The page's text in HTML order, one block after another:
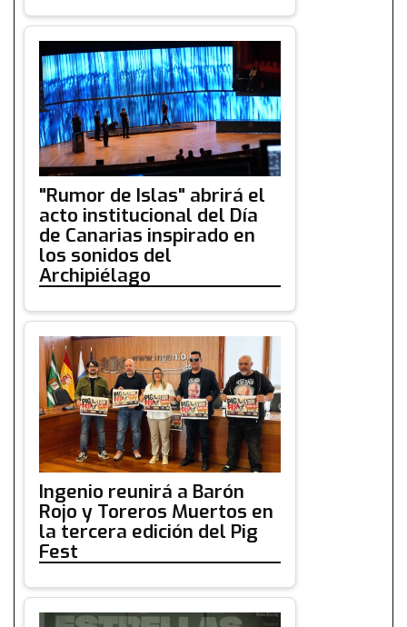
"Rumor de Islas" abrirá el
acto institucional del Día
de Canarias inspirado en
los sonidos del
Archipiélago
Ingenio reunirá a Barón
Rojo y Toreros Muertos en
la tercera edición del Pig
Fest